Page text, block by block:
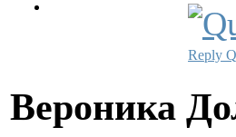
Reply
Вероника